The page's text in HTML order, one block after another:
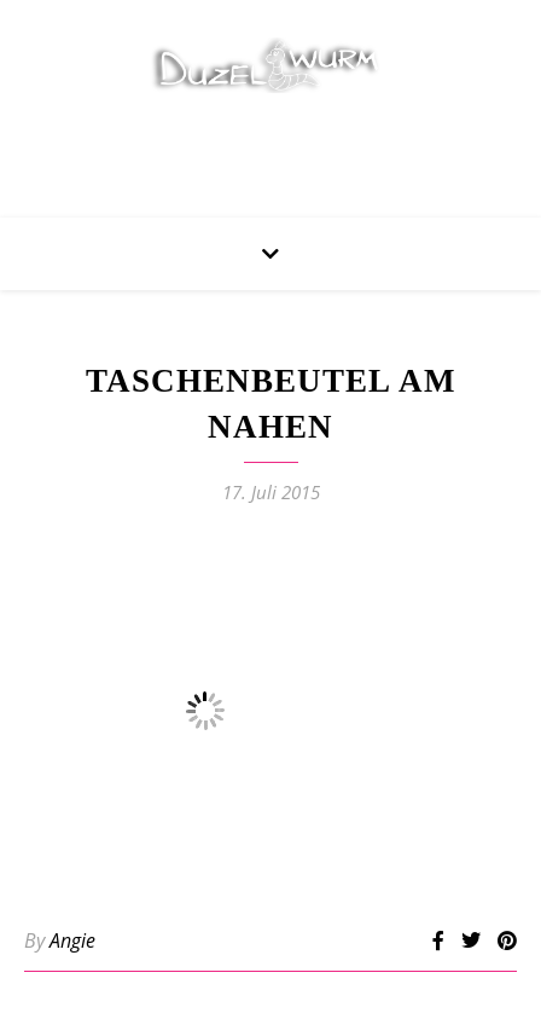
TASCHENBEUTEL AM
NAHEN
17. Juli 2015
ByAngie